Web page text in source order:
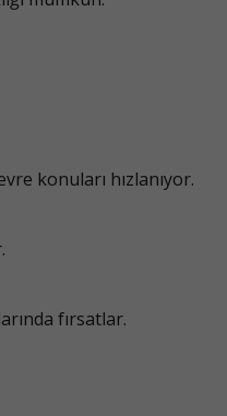
konuları hızlanıyor.
fırsatlar.